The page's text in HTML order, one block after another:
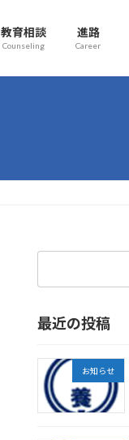
教育相談
Counseling
進路
Career
最近の投稿
お知らせ